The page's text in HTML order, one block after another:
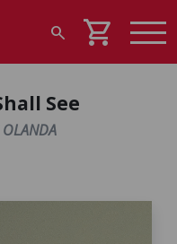
search shopping_cart
See
OLANDA